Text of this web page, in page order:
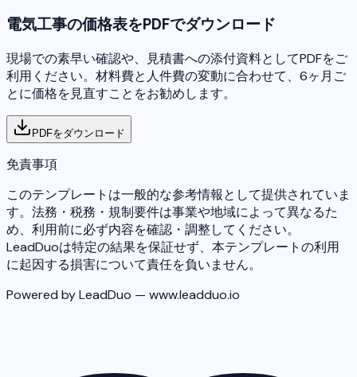
電気工事の価格表をPDFでダウンロード
現場での素早い確認や、見積書への添付資料としてPDFをご
利用ください。材料費と人件費の変動に合わせて、6ヶ月ご
とに価格を見直すことをお勧めします。
PDFをダウンロード
免責事項
このテンプレートは一般的な参考情報として提供されていま
す。法務・税務・規制要件は事業や地域によって異なるた
め、利用前に必ず内容を確認・調整してください。
LeadDuoは特定の結果を保証せず、本テンプレートの利用
に起因する損害について責任を負いません。
Powered by LeadDuo — www.leadduo.io